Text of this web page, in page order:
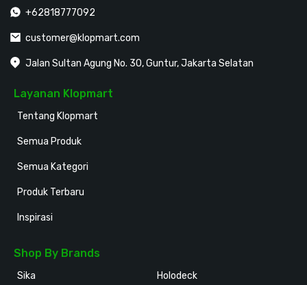
+62818777092
customer@klopmart.com
Jalan Sultan Agung No. 30, Guntur, Jakarta Selatan
Layanan Klopmart
Tentang Klopmart
Semua Produk
Semua Kategori
Produk Terbaru
Inspirasi
Shop By Brands
Sika Holodeck